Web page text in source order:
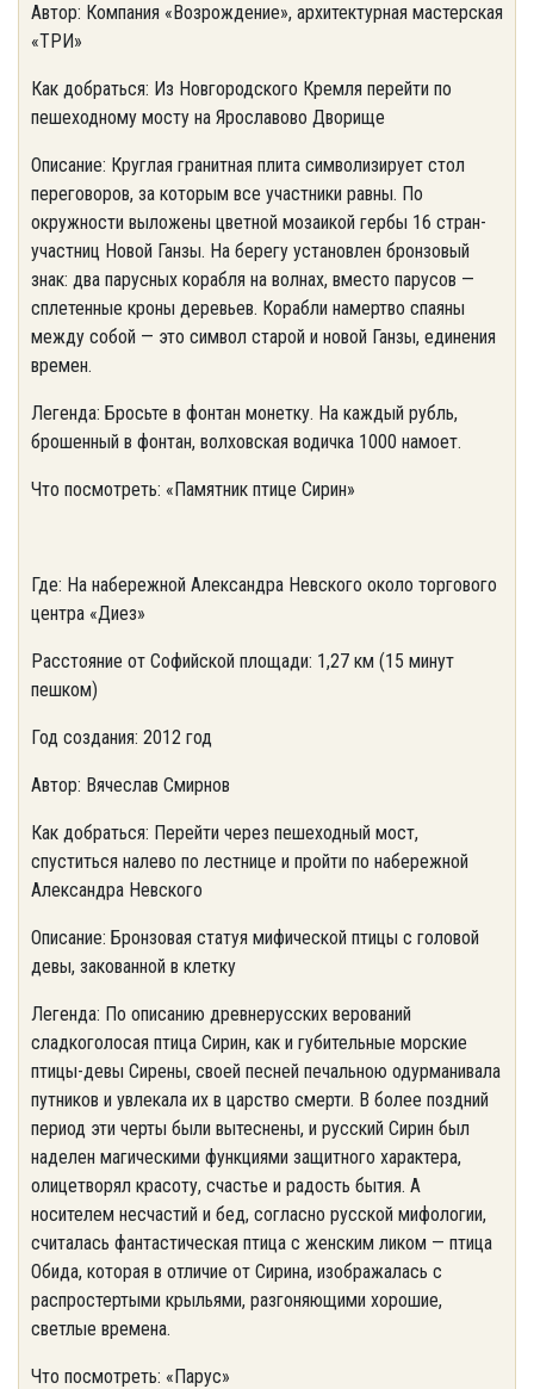
Автор: Компания «Возрождение», архитектурная мастерская
«ТРИ»
Как добраться: Из Новгородского Кремля перейти по
пешеходному мосту на Ярославово Дворище
Описание: Круглая гранитная плита символизирует стол
переговоров, за которым все участники равны. По
окружности выложены цветной мозаикой гербы 16 стран-
участниц Новой Ганзы. На берегу установлен бронзовый
знак: два парусных корабля на волнах, вместо парусов —
сплетенные кроны деревьев. Корабли намертво спаяны
между собой — это символ старой и новой Ганзы, единения
времен.
Легенда: Бросьте в фонтан монетку. На каждый рубль,
брошенный в фонтан, волховская водичка 1000 намоет.
Что посмотреть: «Памятник птице Сирин»
Где: На набережной Александра Невского около торгового
центра «Диез»
Расстояние от Софийской площади: 1,27 км (15 минут
пешком)
Год создания: 2012 год
Автор: Вячеслав Смирнов
Как добраться: Перейти через пешеходный мост,
спуститься налево по лестнице и пройти по набережной
Александра Невского
Описание: Бронзовая статуя мифической птицы с головой
девы, закованной в клетку
Легенда: По описанию древнерусских верований
сладкоголосая птица Сирин, как и губительные морские
птицы-девы Сирены, своей песней печальною одурманивала
путников и увлекала их в царство смерти. В более поздний
период эти черты были вытеснены, и русский Сирин был
наделен магическими функциями защитного характера,
олицетворял красоту, счастье и радость бытия. А
носителем несчастий и бед, согласно русской мифологии,
считалась фантастическая птица с женским ликом — птица
Обида, которая в отличие от Сирина, изображалась с
распростертыми крыльями, разгоняющими хорошие,
светлые времена.
Что посмотреть: «Парус»